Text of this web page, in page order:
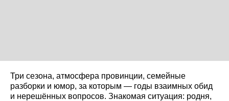
Три сезона, атмосфера провинции, семейные
разборки и юмор, за которым — годы взаимных обид
и нерешённых вопросов. Знакомая ситуация: родня,